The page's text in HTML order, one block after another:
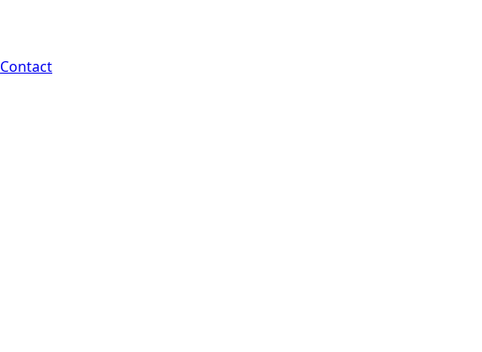
Contact